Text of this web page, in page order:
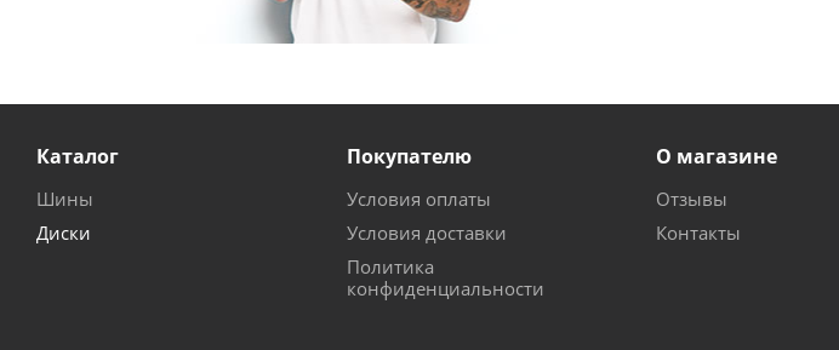
Каталог
Шины
Диски
Покупателю
Условия оплаты
Условия доставки
Политика
конфиденциальности
О магазине
Отзывы
Контакты